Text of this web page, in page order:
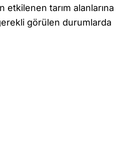
tarım alanlarına
görülen durumlarda